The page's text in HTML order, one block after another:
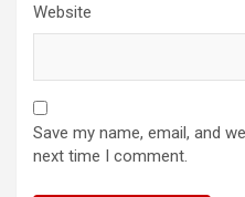
Website
Save my name, email, and
next time I comment.